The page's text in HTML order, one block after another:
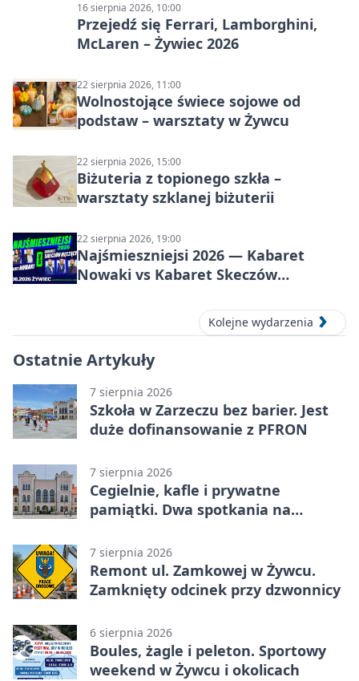
16 sierpnia 2026, 10:00
Przejedź się Ferrari, Lamborghini,
McLaren – Żywiec 2026
22 sierpnia 2026, 11:00
Wolnostojące świece sojowe od
podstaw – warsztaty w Żywcu
22 sierpnia 2026, 15:00
Biżuteria z topionego szkła –
warsztaty szklanej biżuterii
22 sierpnia 2026, 19:00
Najśmieszniejsi 2026 — Kabaret
Nowaki vs Kabaret Skeczów
Kolejne wydarzenia
Ostatnie Artykuły
7 sierpnia 2026
Szkoła w Zarzeczu bez barier. Jest
duże dofinansowanie z PFRON
7 sierpnia 2026
Cegielnie, kafle i prywatne
pamiątki. Dwa spotkania na
7 sierpnia 2026
Remont ul. Zamkowej w Żywcu.
Zamknięty odcinek przy dzwonnicy
6 sierpnia 2026
Boules, żagle i peleton. Sportowy
weekend w Żywcu i okolicach